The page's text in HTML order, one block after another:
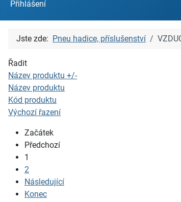
Přihlášení
Jste zde: Pneu hadice, příslušenství
Řadit
Název produktu +/-
Název produktu
Kód produktu
Výchozí řazení
Začátek
Předchozí
1
2
Následující
Konec